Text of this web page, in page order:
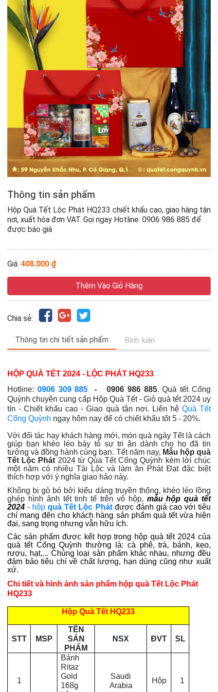
Thông tin sản phẩm
Hộp Quà Tết Lộc Phát HQ233 chiết khấu cao, giao hàng tận
nơi, xuất hóa đơn VAT. Gọi ngay Hotline: 0906 986 885 để
được báo giá
Giá: 408.000 ₫
Thêm Vào Giỏ Hàng
Chia sẻ:
Thông tin chi tiết sản phẩm Bình luận
HỘP QUÀ TẾT 2024 - LỘC PHÁT HQ233
Hotline: 0906 309 885 - 0906 986 885. Quà tết Cống
Quỳnh chuyên cung cấp Hộp Quà Tết - Giỏ quà tết 2024 uy
tín - Chiết khấu cao - Giao quà tận nơi. Liên hệ Quà Tết
Cống Quỳnh ngay hôm nay để có chiết khấu tốt 5 - 20%.
Với đối tác hay khách hàng mới, món quà ngày Tết là cách
giúp bạn khéo léo bày tỏ sự tri ân dành cho họ đã tin
tưởng và đồng hành cùng bạn. Tết năm nay, Mẫu hộp quà
Tết Lộc Phát 2024 từ Qùa Tết Cống Quỳnh kèm lời chúc
một năm có nhiều Tài Lộc và làm ăn Phát Đạt đặc biệt
thích hợp với ý nghĩa giao hảo này.
Không bị gò bó bởi kiểu dáng truyền thống, khéo léo lồng
ghép hình ảnh tết tinh tế trên vỏ hộp, mẫu hộp quà tết
2024 - hộpquà Tết Lộc Phát được đánh giá cao với tiêu
chí mang đến cho khách hàng sản phẩm quà tết vừa hiện
đại, sang trọng nhưng vẫn hữu ích.
Các sản phẩm được kết hợp trong hộp quà tết 2024 của
quà tết Cống Quỳnh thường là: cà phê, trà, bánh, kẹo,
rượu, hạt,... Chủng loại sản phẩm khác nhau, nhưng đều
đảm bảo tiêu chí về chất lượng, hạn dùng cũng như xuất
xứ.
Chi tiết và hình ảnh sản phẩm hộp quà Tết Lộc Phát
HQ233
Hộp Quà Tết HQ233
STT MSP
TÊN
SẢN
PHẨM
NSX ĐVT SL
1
Bánh
Ritaz
Gold
168g
Saudi
Arabia
Hộp 1